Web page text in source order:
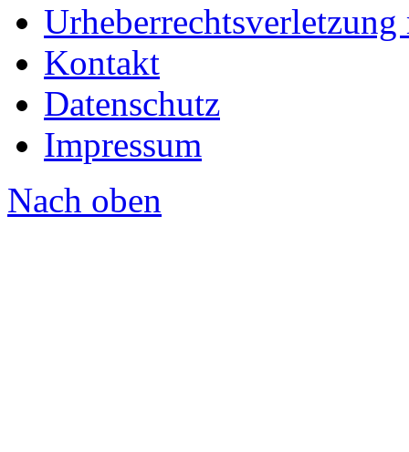
Urheberrechtsverletzung
Kontakt
Datenschutz
Impressum
Nach oben